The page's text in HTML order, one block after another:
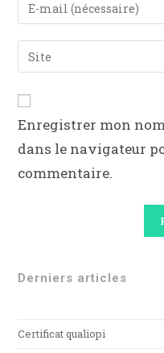
Enregistrer mon
dans le navigateur
commentaire.
Derniers articles
Certificat qualiopi